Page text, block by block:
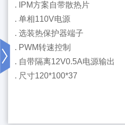
. IPM方案自带散热片
. 单相110V电源
. 选装热保护器端子
. PWM转速控制
. 自带隔离12V0.5A电源输出
. 尺寸120*100*37